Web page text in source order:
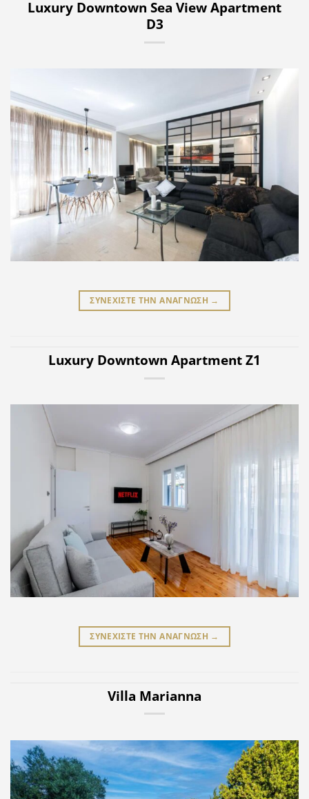
Luxury Downtown Sea View Apartment
D3
ΣΥΝΕΧΙΣΤΕ ΤΗΝ ΑΝΑΓΝΩΣΗ →
Luxury Downtown Apartment Z1
ΣΥΝΕΧΙΣΤΕ ΤΗΝ ΑΝΑΓΝΩΣΗ →
Villa Marianna